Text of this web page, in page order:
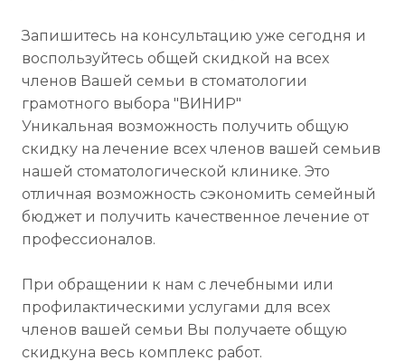
Запишитесь на консультацию уже сегодня и
воспользуйтесь общей скидкой на всех
членов Вашей семьи в стоматологии
грамотного выбора "ВИНИР"
Уникальная возможность получить общую
скидку на лечение всех членов вашей семьив
нашей стоматологической клинике. Это
отличная возможность сэкономить семейный
бюджет и получить качественное лечение от
профессионалов.
При обращении к нам с лечебными или
профилактическими услугами для всех
членов вашей семьи Вы получаете общую
скидкуна весь комплекс работ.